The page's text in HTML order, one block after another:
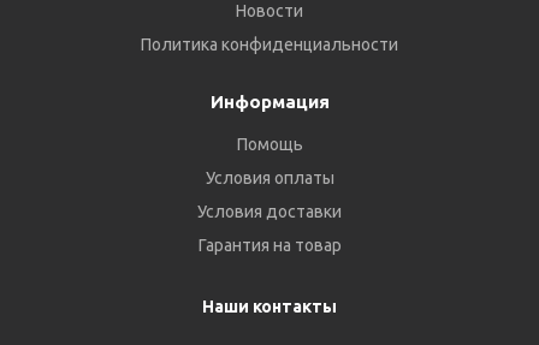
Новости
Политика конфиденциальности
Информация
Помощь
Условия оплаты
Условия доставки
Гарантия на товар
Наши контакты